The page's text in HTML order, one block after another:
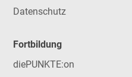
Datenschutz
Fortbildung
diePUNKTE:on